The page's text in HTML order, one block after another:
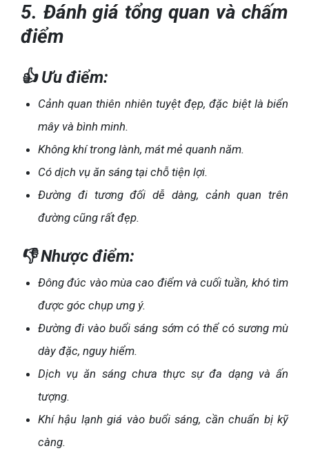
5. Đánh giá tổng quan và chấm
điểm
👍 Ưu điểm:
Cảnh quan thiên nhiên tuyệt đẹp, đặc biệt là biển
mây và bình minh.
Không khí trong lành, mát mẻ quanh năm.
Có dịch vụ ăn sáng tại chỗ tiện lợi.
Đường đi tương đối dễ dàng, cảnh quan trên
đường cũng rất đẹp.
👎 Nhược điểm:
Đông đúc vào mùa cao điểm và cuối tuần, khó tìm
được góc chụp ưng ý.
Đường đi vào buổi sáng sớm có thể có sương mù
dày đặc, nguy hiểm.
Dịch vụ ăn sáng chưa thực sự đa dạng và ấn
tượng.
Khí hậu lạnh giá vào buổi sáng, cần chuẩn bị kỹ
càng.